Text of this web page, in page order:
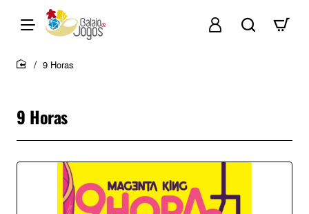
9 Horas
9 Horas